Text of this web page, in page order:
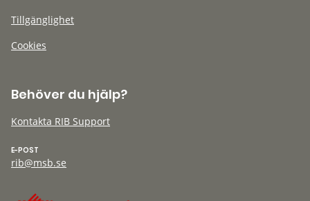
Tillgänglighet
Cookies
Behöver du hjälp?
Kontakta RIB Support
E-POST
rib@msb.se